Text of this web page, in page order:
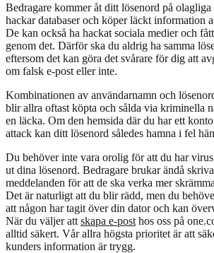
Bedragare kommer åt ditt lösenord på olagliga
hackar databaser och köper läckt information
De kan också ha hackat sociala medier och
genom det. Därför ska du aldrig ha samma
eftersom det kan göra det svårare för dig att
om falsk e-post eller inte.
Kombinationen av användarnamn och
blir allra oftast köpta och sålda via kriminella
en läcka. Om den hemsida där du har ett
attack kan ditt lösenord således hamna i fel
Du behöver inte vara orolig för att du har
ut dina lösenord. Bedragare brukar ändå
meddelanden för att de ska verka mer
Det är naturligt att du blir rädd, men du
att någon har tagit över din dator och kan
När du väljer att skapa e-post hos oss på
alltid säkert. Vår allra högsta prioritet är att
kunders information är trygg.